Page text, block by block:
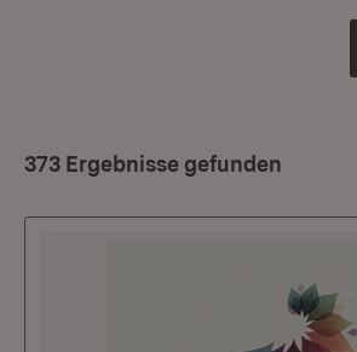
373 Ergebnisse gefunden